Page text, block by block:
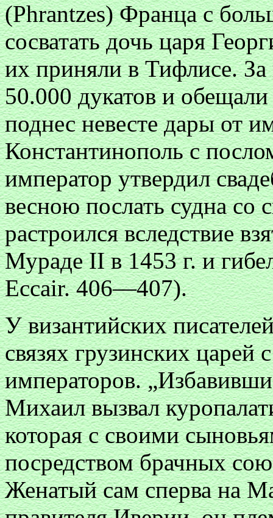
(Phrantzes) Франца с
сосватать дочь царя
их приняли в Тифлисе. За
50.000 дукатов и
поднес невесте дары от
Константинополь с
император утвердил
весною послать судна со
растроился вследствие
Мураде II в 1453 г. и
Eccair. 406—407).
У византийских
связях грузинских царей
императоров.
Михаил вызвал
которая с своими
посредством брачных
Женатый сам сперва на